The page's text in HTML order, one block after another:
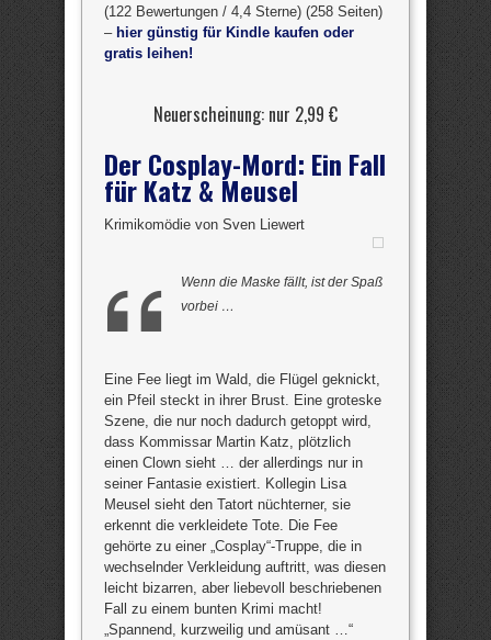
(122 Bewertungen / 4,4 Sterne) (258 Seiten)
– hier günstig für Kindle kaufen oder
gratis leihen!
Neuerscheinung: nur 2,99 €
Der Cosplay-Mord: Ein Fall
für Katz & Meusel
Krimikomödie von Sven Liewert
Wenn die Maske fällt, ist der Spaß
vorbei …
Eine Fee liegt im Wald, die Flügel geknickt,
ein Pfeil steckt in ihrer Brust. Eine groteske
Szene, die nur noch dadurch getoppt wird,
dass Kommissar Martin Katz, plötzlich
einen Clown sieht … der allerdings nur in
seiner Fantasie existiert. Kollegin Lisa
Meusel sieht den Tatort nüchterner, sie
erkennt die verkleidete Tote. Die Fee
gehörte zu einer „Cosplay“-Truppe, die in
wechselnder Verkleidung auftritt, was diesen
leicht bizarren, aber liebevoll beschriebenen
Fall zu einem bunten Krimi macht!
„Spannend, kurzweilig und amüsant …“